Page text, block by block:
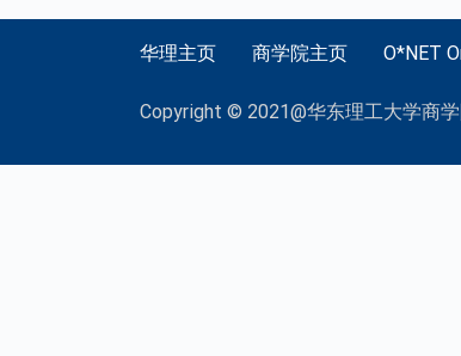
华理主页 商学院主页 O*NET
Copyright © 2021@华东理工大学商